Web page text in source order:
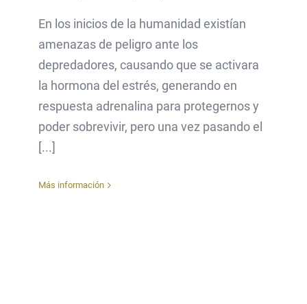
En los inicios de la humanidad existían
amenazas de peligro ante los
depredadores, causando que se activara
la hormona del estrés, generando en
respuesta adrenalina para protegernos y
poder sobrevivir, pero una vez pasando el
[...]
Más información